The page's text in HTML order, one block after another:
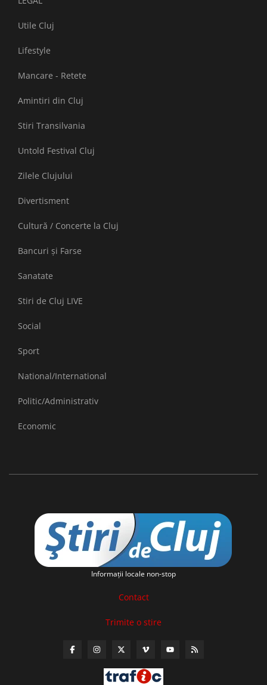
Utile Cluj
Lifestyle
Mancare - Retete
Amintiri din Cluj
Stiri Transilvania
Untold Festival Cluj
Zilele Clujului
Divertisment
Cultură / Concerte la Cluj
Bancuri și Farse
Sanatate
Stiri de Cluj LIVE
Social
Sport
National/International
Politic/Administrativ
Economic
Informaţii locale non-stop
Contact
Trimite o stire